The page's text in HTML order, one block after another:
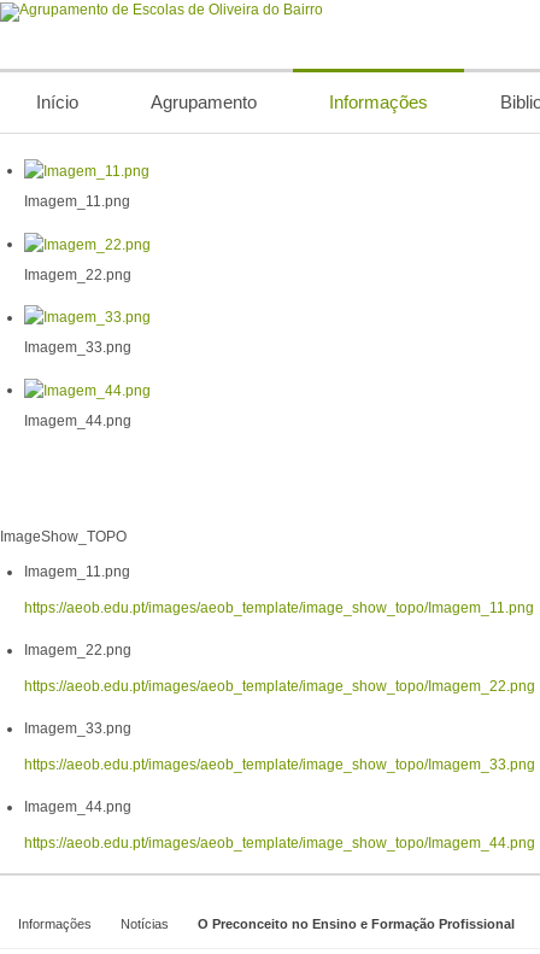
Início Agrupamento Informações
Imagem_11.png
Imagem_22.png
Imagem_33.png
Imagem_44.png
ImageShow_TOPO
Imagem_11.png
https://aeob.edu.pt/images/aeob_template/image_show_topo/Imagem_11.png
Imagem_22.png
https://aeob.edu.pt/images/aeob_template/image_show_topo/Imagem_22.png
Imagem_33.png
https://aeob.edu.pt/images/aeob_template/image_show_topo/Imagem_33.png
Imagem_44.png
https://aeob.edu.pt/images/aeob_template/image_show_topo/Imagem_44.png
Informações Notícias O Preconceito no Ensino e Formação Profissional